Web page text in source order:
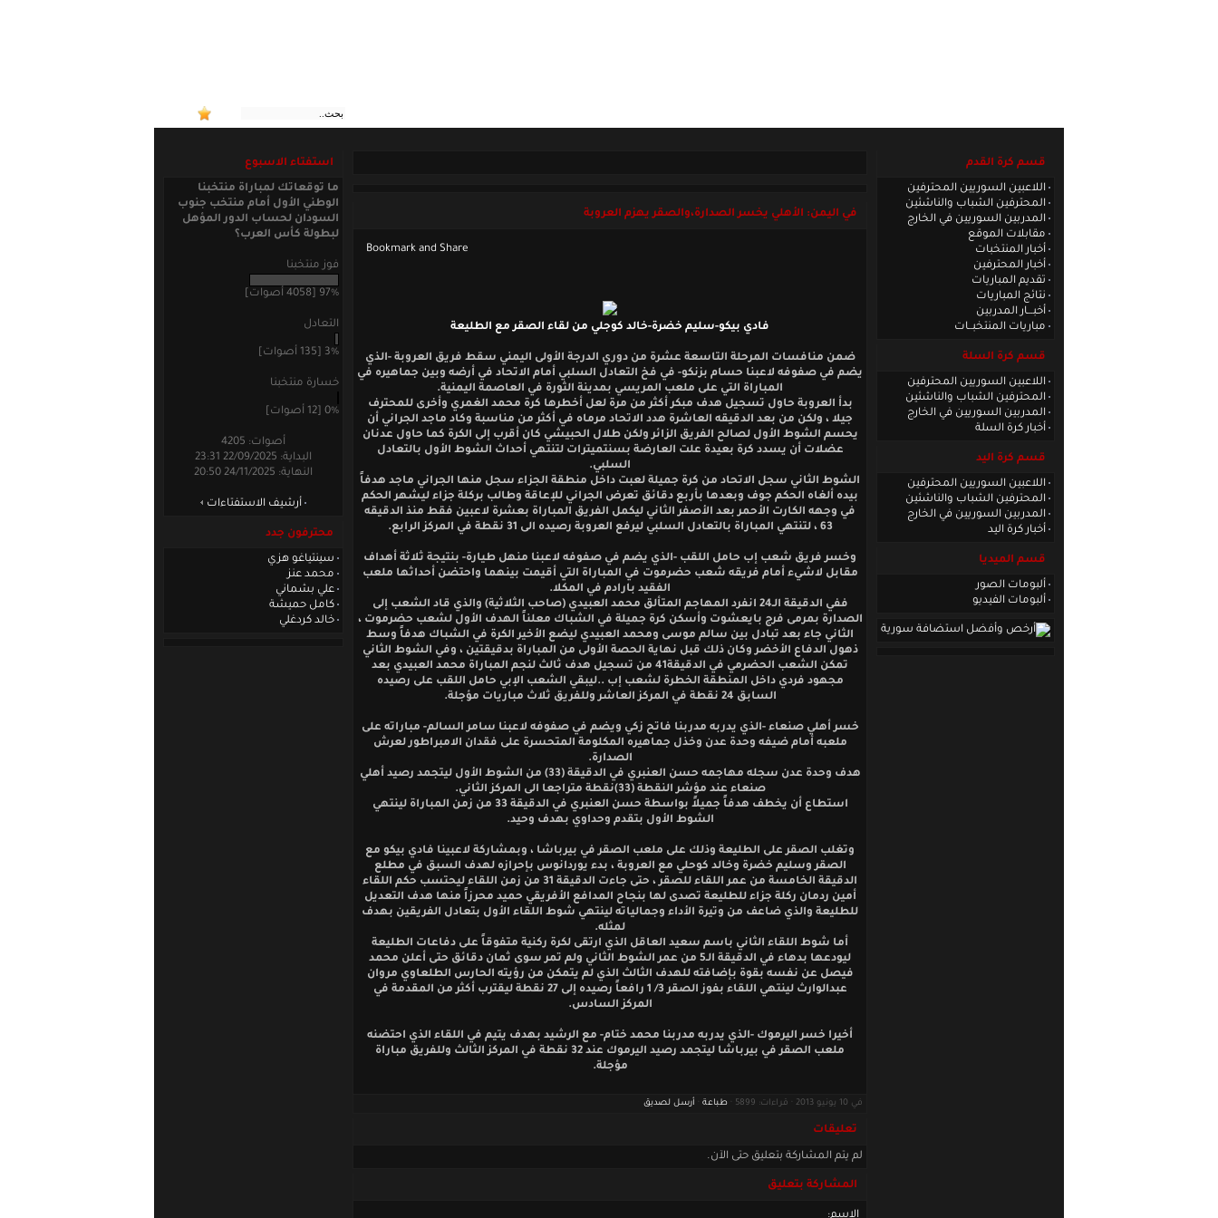
قسم كرة القدم
اللاعبين السوريين المحترفين
المحترفين الشباب والناشئين
المدربين السوريين في الخارج
مقابلات الموقع
أخبار المنتخبات
أخبار المحترفين
تقديم المباريات
نتائج المباريات
أخبـــار المدربين
مباريات المنتخبــات
قسم كرة السلة
اللاعبين السوريين المحترفين
المحترفين الشباب والناشئين
المدربين السوريين في الخارج
أخبار كرة السلة
قسم كرة اليد
اللاعبين السوريين المحترفين
المحترفين الشباب والناشئين
المدربين السوريين في الخارج
أخبار كرة اليد
قسم الميديا
ألبومات الصور
ألبومات الفيديو
في اليمن: الأهلي يخسر الصدارة،والصقر يهزم العروبة
فادي بيكو-سليم خضرة-خالد كوجلي من لقاء الصقر مع الطليعة
ضمن منافسات المرحلة التاسعة عشرة من دوري الدرجة الأولى اليمني سقط فريق العروبة -الذي
يضم في صفوفه لاعبنا حسام بزنكو- في فخ التعادل السلبي أمام الاتحاد في أرضه وبين جماهيره في
المباراة التي على ملعب المريسي بمدينة الثورة في العاصمة اليمنية.
بدأ العروبة حاول تسجيل هدف مبكر أكثر من مرة لعل أخطرها كرة محمد الغمري وأخرى للمحترف
جيلا ، ولكن من بعد الدقيقه العاشرة هدد الاتحاد مرماه في أكثر من مناسبة وكاد ماجد الجراني أن
يحسم الشوط الأول لصالح الفريق الزائر ولكن طلال الحبيشي كان أقرب إلى الكرة كما حاول عدنان
عضلات أن يسدد كرة بعيدة علت العارضة بسنتميترات لتنتهي أحداث الشوط الأول بالتعادل
السلبي.
الشوط الثاني سجل الاتحاد من كرة جميلة لعبت داخل منطقة الجزاء سجل منها الجراني ماجد هدفاً
بيده ألغاه الحكم جوف وبعدها بأربع دقائق تعرض الجراني للإعاقة وطالب بركلة جزاء ليشهر الحكم
في وجهه الكارت الأحمر بعد الأصفر الثاني ليكمل الفريق المباراة بعشرة لاعبين فقط منذ الدقيقه
63 ، لتنتهي المباراة بالتعادل السلبي ليرفع العروبة رصيده الى 31 نقطة في المركز الرابع.
وخسر فريق شعب إب حامل اللقب -الذي يضم في صفوفه لاعبنا منهل طيارة- بنتيجة ثلاثة أهداف
مقابل لاشيء أمام فريقه شعب حضرموت في المباراة التي أقيمت بينهما واحتضن أحداثها ملعب
الفقيد بارادم في المكلا.
ففي الدقيقة الـ24 انفرد المهاجم المتألق محمد العبيدي (صاحب الثلاثية) والذي قاد الشعب إلى
الصدارة بمرمى فرج بايعشوت وأسكن كرة جميلة في الشباك معلناً الهدف الأول لشعب حضرموت ،
الثاني جاء بعد تبادل بين سالم موسى ومحمد العبيدي ليضع الأخير الكرة في الشباك هدفاً وسط
ذهول الدفاع الأخضر وكان ذلك قبل نهاية الحصة الأولى من المباراة بدقيقتين ، وفي الشوط الثاني
تمكن الشعب الحضرمي في الدقيقة41 من تسجيل هدف ثالث لنجم المباراة محمد العبيدي بعد
مجهود فردي داخل المنطقة الخطرة لشعب إب ..ليبقي الشعب الإبي حامل اللقب على رصيده
السابق 24 نقطة في المركز العاشر وللفريق ثلاث مباريات مؤجلة.
خسر أهلي صنعاء -الذي يدربه مدربنا فاتح زكي ويضم في صفوفه لاعبنا سامر السالم- مباراته على
ملعبه أمام ضيفه وحدة عدن وخذل جماهيره المكلومة المتحسرة على فقدان الامبراطور لعرش
الصدارة.
هدف وحدة عدن سجله مهاجمه حسن العنبري في الدقيقة (33) من الشوط الأول ليتجمد رصيد أهلي
صنعاء عند مؤشر النقطة (33)نقطة متراجعا الى المركز الثاني.
استطاع أن يخطف هدفاً جميلاً بواسطة حسن العنبري في الدقيقة 33 من زمن المباراة لينتهي
الشوط الأول بتقدم وحداوي بهدف وحيد.
وتغلب الصقر على الطليعة وذلك على ملعب الصقر في بيرباشا ، وبمشاركة لاعبينا فادي بيكو مع
الصقر وسليم خضرة وخالد كوحلي مع العروبة ، بدء يوردانوس بإحرازه لهدف السبق في مطلع
الدقيقة الخامسة من عمر اللقاء للصقر ، حتى جاءت الدقيقة 31 من زمن اللقاء ليحتسب حكم اللقاء
أمين ردمان ركلة جزاء للطليعة تصدى لها بنجاح المدافع الأفريقي حميد محرزاً منها هدف التعديل
للطليعة والذي ضاعف من وتيرة الأداء وجمالياته لينتهي شوط اللقاء الأول بتعادل الفريقين بهدف
لمثله.
أما شوط اللقاء الثاني باسم سعيد العاقل الذي ارتقى لكرة ركنية متفوقاً على دفاعات الطليعة
ليودعها بدهاء في الدقيقة الـ5 من عمر الشوط الثاني ولم تمر سوى ثمان دقائق حتى أعلن محمد
فيصل عن نفسه بقوة بإضافته للهدف الثالث الذي لم يتمكن من رؤيته الحارس الطلعاوي مروان
عبدالوارث لينتهي اللقاء بفوز الصقر 3/ 1 رافعاً رصيده إلى 27 نقطة ليقترب أكثر من المقدمة في
المركز السادس.
أخيرا خسر اليرموك -الذي يدربه مدربنا محمد ختام- مع الرشيد بهدف يتيم في اللقاء الذي احتضنه
ملعب الصقر في بيرباشا ليتجمد رصيد اليرموك عند 32 نقطة في المركز الثالث وللفريق مباراة
مؤجلة.
في 10 يونيو 2013 · قراءات: 5899 · طباعة أرسل لصديق
تعليقات
لم يتم المشاركة بتعليق حتى الآن.
المشاركة بتعليق
الاسم:
استفتاء الاسبوع
ما توقعاتك لمباراة منتخبنا
الوطني الأول أمام منتخب جنوب
السودان لحساب الدور المؤهل
لبطولة كأس العرب؟
فوز منتخبنا
97% [4058 أصوات]
التعادل
3% [135 أصوات]
خسارة منتخبنا
0% [12 أصوات]
أصوات: 4205
البداية: 22/09/2025 23:31
النهاية: 24/11/2025 20:50
أرشيف الاستفتاءات
محترفون جدد
سينتياغو هزي
محمد عنز
علي بشماني
كامل حميشة
خالد كردغلي